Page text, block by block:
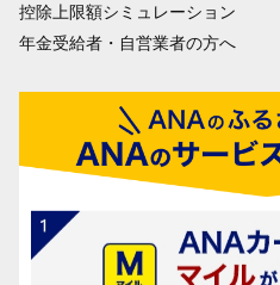
控除上限額シミュレーション
年金受給者・自営業者の方へ